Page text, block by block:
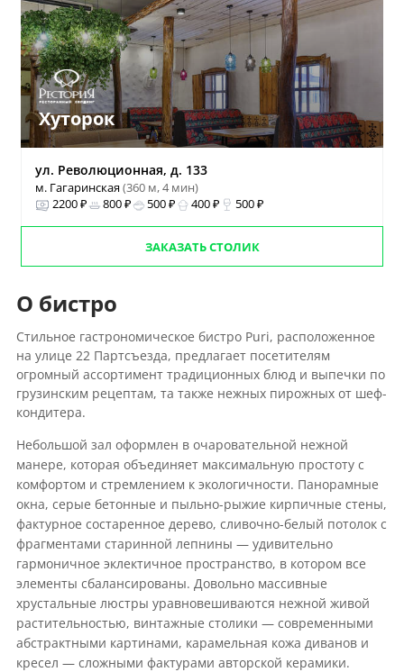
Хуторок
ул. Революционная, д. 133
м. Гагаринская(360 м, 4 мин)
2200 ₽
800 ₽ 500 ₽ 400 ₽ 500 ₽
ЗАКАЗАТЬ СТОЛИК
О бистро
Стильное гастрономическое бистро Puri, расположенное
на улице 22 Партсъезда, предлагает посетителям
огромный ассортимент традиционных блюд и выпечки по
грузинским рецептам, та также нежных пирожных от шеф-
кондитера.
Небольшой зал оформлен в очаровательной нежной
манере, которая объединяет максимальную простоту с
комфортом и стремлением к экологичности. Панорамные
окна, серые бетонные и пыльно-рыжие кирпичные стены,
фактурное состаренное дерево, сливочно-белый потолок с
фрагментами старинной лепнины — удивительно
гармоничное эклектичное пространство, в котором все
элементы сбалансированы. Довольно массивные
хрустальные люстры уравновешиваются нежной живой
растительностью, винтажные столики — современными
абстрактными картинами, карамельная кожа диванов и
кресел — сложными фактурами авторской керамики.